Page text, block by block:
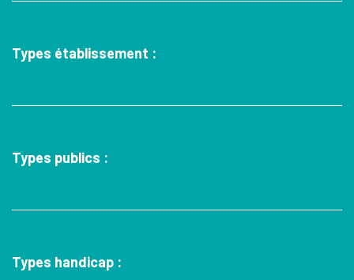
Types établissement :
Types publics :
Types handicap :